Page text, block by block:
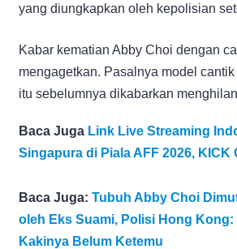
yang diungkapkan oleh kepolisian
Kabar kematian Abby Choi dengan
mengagetkan. Pasalnya model
itu sebelumnya dikabarkan
Baca Juga Link Live Streaming
Singapura di Piala AFF 2026, KICK
Baca Juga: Tubuh Abby Choi
oleh Eks Suami, Polisi Hong Kong:
Kakinya Belum Ketemu